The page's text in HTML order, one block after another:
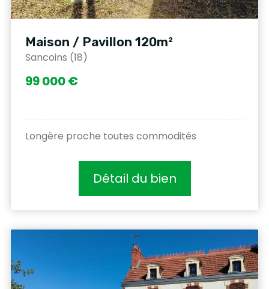
Maison / Pavillon 120m²
Sancoins (18)
99 000 €
Longère proche toutes commodités
Détail du bien